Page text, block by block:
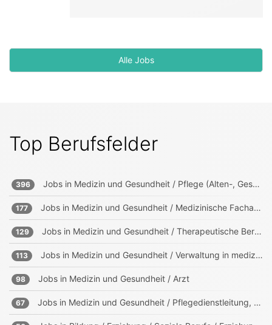
Alle Jobs
Top Berufsfelder
396 Jobs in Medizin und Gesundheit / Pflege (Alten-, Gesundheits-, Krankenpfleger)
177 Jobs in Medizin und Gesundheit / Medizinische Fachangestellte, Sanitäter
129 Jobs in Medizin und Gesundheit / Therapeutische Berufe
113 Jobs in Medizin und Gesundheit / Verwaltung in medizinischen Einrichtungen
98 Jobs in Medizin und Gesundheit / Arzt
67 Jobs in Medizin und Gesundheit / Pflegedienstleitung, Heimleitung